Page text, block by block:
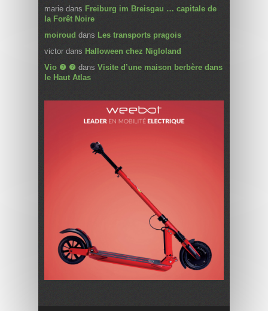
marie dans Freiburg im Breisgau … capitale de
la Forêt Noire
moiroud dans Les transports pragois
victor dans Halloween chez Nigloland
Vio ❼ ❼ dans Visite d’une maison berbère dans
le Haut Atlas